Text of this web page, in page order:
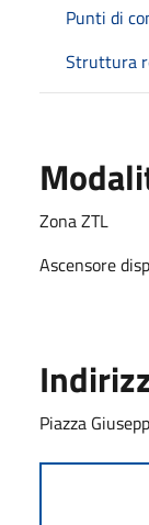
Punti di
Struttura
Zona ZTL
Ascensore
Piazza